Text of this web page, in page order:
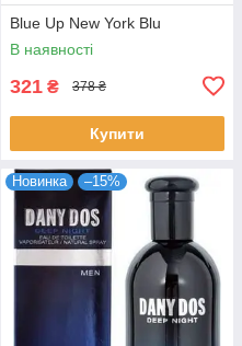
Blue Up New York Blu
В наявності
321 ₴ 378 ₴
Купити
Новинка –15%